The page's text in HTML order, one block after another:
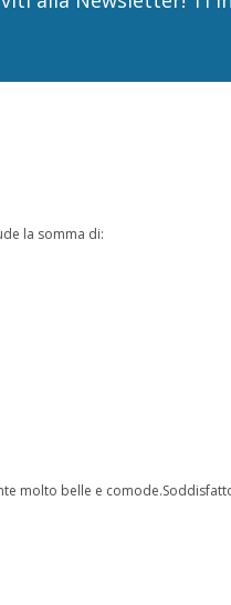
la somma di:
molto belle e